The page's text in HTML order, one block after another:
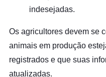
indesejadas.
Os agricultores devem se
animais em produção
registrados e que suas
atualizadas.